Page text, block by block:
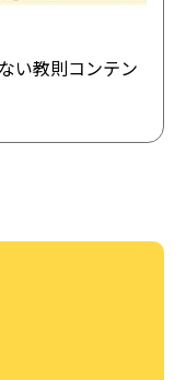
い教則コンテン